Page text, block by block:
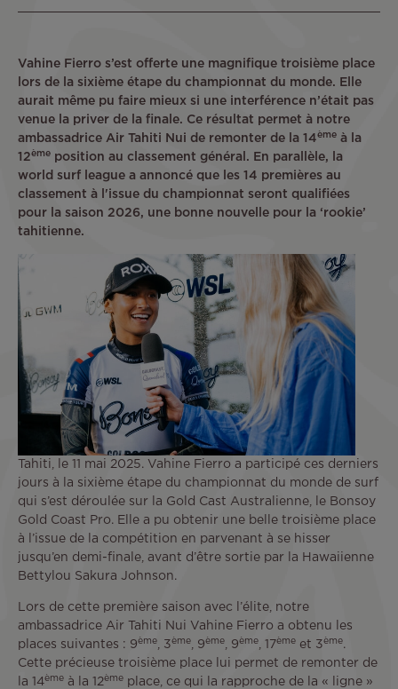
Vahine Fierro s’est offerte une magnifique troisième place
lors de la sixième étape du championnat du monde. Elle
aurait même pu faire mieux si une interférence n’était pas
venue la priver de la finale. Ce résultat permet à notre
ambassadrice Air Tahiti Nui de remonter de la 14ème à la
12ème position au classement général. En parallèle, la
world surf league a annoncé que les 14 premières au
classement à l'issue du championnat seront qualifiées
pour la saison 2026, une bonne nouvelle pour la ‘rookie’
tahitienne.
Tahiti, le 11 mai 2025. Vahine Fierro a participé ces derniers
jours à la sixième étape du championnat du monde de surf
qui s’est déroulée sur la Gold Cast Australienne, le Bonsoy
Gold Coast Pro. Elle a pu obtenir une belle troisième place
à l’issue de la compétition en parvenant à se hisser
jusqu’en demi-finale, avant d’être sortie par la Hawaiienne
Bettylou Sakura Johnson.
Lors de cette première saison avec l’élite, notre
ambassadrice Air Tahiti Nui Vahine Fierro a obtenu les
places suivantes : 9ème , 3ème , 9ème , 9ème , 17ème et 3ème.
Cette précieuse troisième place lui permet de remonter de
la 14ème à la 12ème place, ce qui la rapproche de la « ligne »